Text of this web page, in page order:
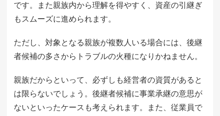
です。また親族内から理解を得やすく、資産の引継ぎ
もスムーズに進められます。
ただし、対象となる親族が複数人いる場合には、後継
者候補の多さからトラブルの火種になりかねません。
親族だからといって、必ずしも経営者の資質があると
は限らないでしょう。後継者候補に事業承継の意思が
ないといったケースも考えられます。また、従業員で